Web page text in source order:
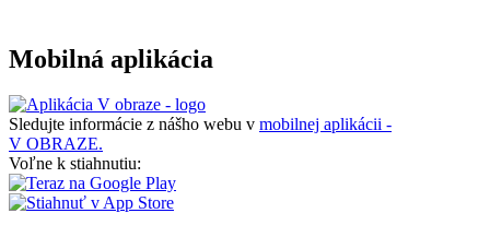
Mobilná aplikácia
Sledujte informácie z nášho webu v mobilnej aplikácii -
V OBRAZE.
Voľne k stiahnutiu: